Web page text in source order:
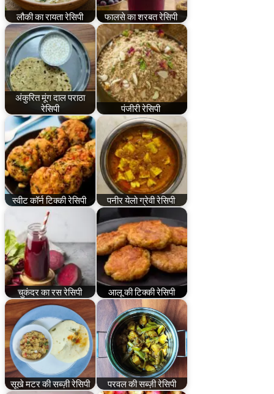
लौकी का रायता रेसिपी फालसे का शरबत रेसिपी
अंकुरित मूंग दाल पराठा
रेसिपी
पंजीरी रेसिपी
स्वीट कॉर्न टिक्की रेसिपी पनीर येलो ग्रेवी रेसिपी
चुकंदर का रस रेसिपी आलू की टिक्की रेसिपी
सूखे मटर की सब्ज़ी रेसिपी परवल की सब्ज़ी रेसिपी